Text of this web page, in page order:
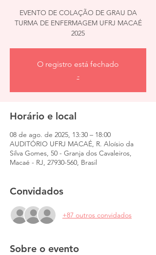
EVENTO DE COLAÇÃO DE GRAU DA
TURMA DE ENFERMAGEM UFRJ MACAÉ
2025
O registro está fechado
-
Horário e local
08 de ago. de 2025, 13:30 – 18:00
AUDITÓRIO UFRJ MACAÉ, R. Aloísio da
Silva Gomes, 50 - Granja dos Cavaleiros,
Macaé - RJ, 27930-560, Brasil
Convidados
+87 outros convidados
Sobre o evento